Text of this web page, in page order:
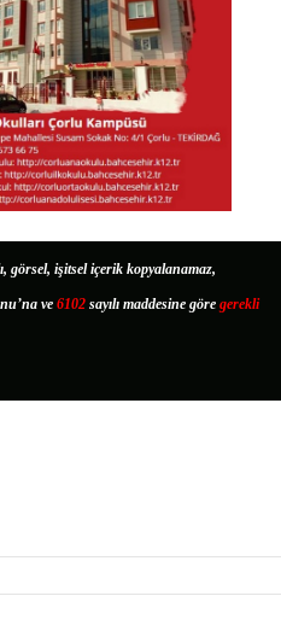
görsel, işitsel içerik kopyalanamaz,
ve 6102 sayılı maddesine göre gerekli